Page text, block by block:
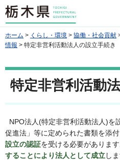
栃木県
ホーム > くらし・環境 > 協働・社会貢献
情報 > 特定非営利活動法人の設立手続き
特定非営利活動
NPO法人(特定非営利活動法人)を
促進法」等に定められた書類を添
設立の認証を受ける必要があります
することにより法人として成立しま